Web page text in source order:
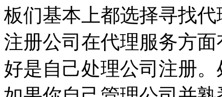
板们基本上都选择寻找
注册公司在代理服务方
好是自己处理公司注册